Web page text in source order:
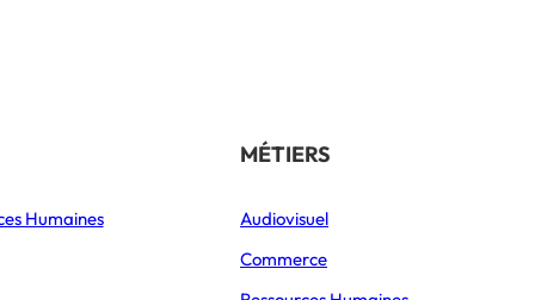
Éducation
THÉMATIQUES
Orientation
Vie étudiante
Humaines
MÉTIERS
Audiovisuel
Commerce